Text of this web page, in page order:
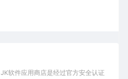
JK软件应用商店是经过官方安全认证，保障